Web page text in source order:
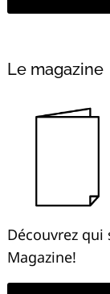
Le magazine
Découvrez qui
Magazine!